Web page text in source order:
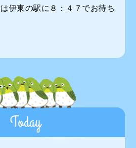
伊東の駅に８：４７でお待ち
Today